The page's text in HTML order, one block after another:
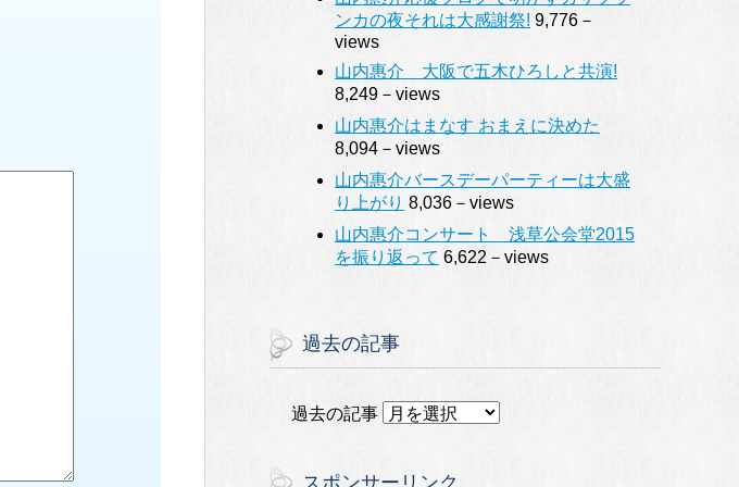
ンカの夜それは大感謝祭! 9,776－
views
山内惠介 大阪で五木ひろしと共演!
8,249－views
山内惠介はまなす おまえに決めた
8,094－views
山内惠介バースデーパーティーは大盛
り上がり 8,036－views
山内惠介コンサート 浅草公会堂2015
を振り返って 6,622－views
過去の記事
過去の記事
スポンサーリンク